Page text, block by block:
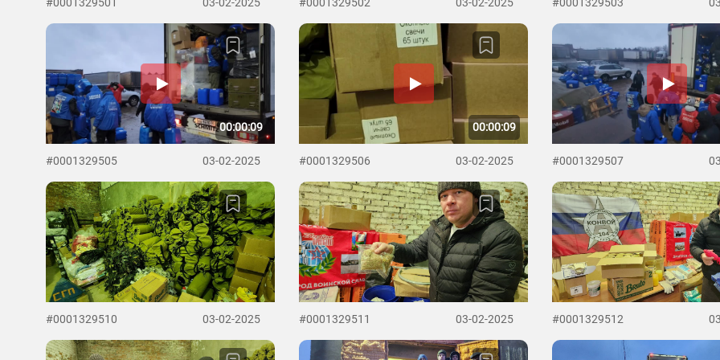
00:00:09
#0001329505 03-02-2025
00:00:09
#0001329506 03-02-2025 #0001329507
#0001329510 03-02-2025 #0001329511 03-02-2025 #0001329512